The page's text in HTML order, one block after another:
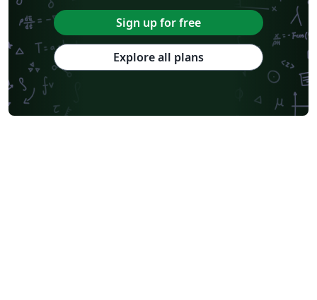
Sign up for free
Explore all plans